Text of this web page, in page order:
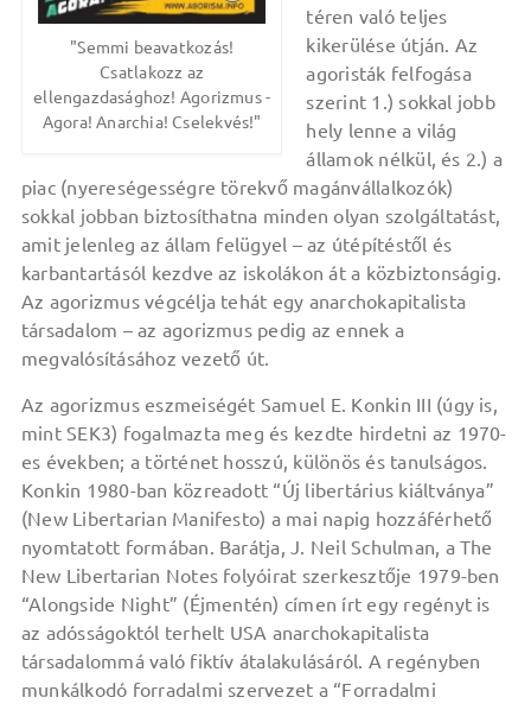
"Semmi beavatkozás!
Csatlakozz az
ellengazdasághoz! Agorizmus -
Agora! Anarchia! Cselekvés!"
téren való teljes
kikerülése útján. Az
agoristák felfogása
szerint 1.) sokkal jobb
hely lenne a világ
államok nélkül, és 2.) a
piac (nyereségességre törekvő magánvállalkozók)
sokkal jobban biztosíthatna minden olyan szolgáltatást,
amit jelenleg az állam felügyel – az útépítéstől és
karbantartásól kezdve az iskolákon át a közbiztonságig.
Az agorizmus végcélja tehát egy anarchokapitalista
társadalom – az agorizmus pedig az ennek a
megvalósításához vezető út.
Az agorizmus eszmeiségét Samuel E. Konkin III (úgy is,
mint SEK3) fogalmazta meg és kezdte hirdetni az 1970-
es években; a történet hosszú, különös és tanulságos.
Konkin 1980-ban közreadott “Új libertárius kiáltványa”
(New Libertarian Manifesto) a mai napig hozzáférhető
nyomtatott formában. Barátja, J. Neil Schulman, a The
New Libertarian Notes folyóirat szerkesztője 1979-ben
“Alongside Night” (Éjmentén) címen írt egy regényt is
az adósságoktól terhelt USA anarchokapitalista
társadalommá való fiktív átalakulásáról. A regényben
munkálkodó forradalmi szervezet a “Forradalmi